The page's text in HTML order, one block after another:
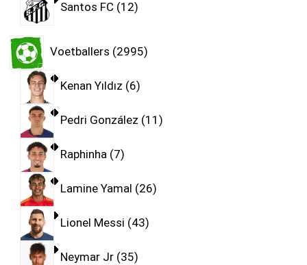
Santos FC 12
Voetballers 2995
Kenan Yıldız 6
Pedri González 11
Raphinha 7
Lamine Yamal 26
Lionel Messi 43
Neymar Jr 35